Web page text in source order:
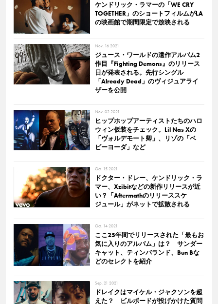
ケンドリック・ラマーの「WE CRY
TOGETHER」のショートフィルムがLA
の映画館で期間限定で放映される
Nov. 16 2021
ジュース・ワールドの遺作アルバム2
作目『Fighting Demons』のリリース
日が発表される。先行シングル
「Already Dead」のヴィジュアライ
ザーを公開
Nov. 02 2021
ヒップホップアーティストたちのハロ
ウィン仮装をチェック。Lil Nas Xの
「ヴォルデモート卿」、リゾの「ベ
ビーヨーダ」など
Oct. 15 2021
ドクター・ドレー、ケンドリック・ラ
マー、Xzibitなどの新作リリースが近
い？「Aftermathのリリーススケ
ジュール」がネットで拡散される
Oct. 14 2021
ここ25年間でリリースされた「最もお
気に入りのアルバム」は？ サンダー
キャット、ティンバランド、Bun Bな
どのセレクトを紹介
Sep. 21 2021
ドレイクはマイケル・ジャクソンを超
えた？ ビルボードが投げかけた質問